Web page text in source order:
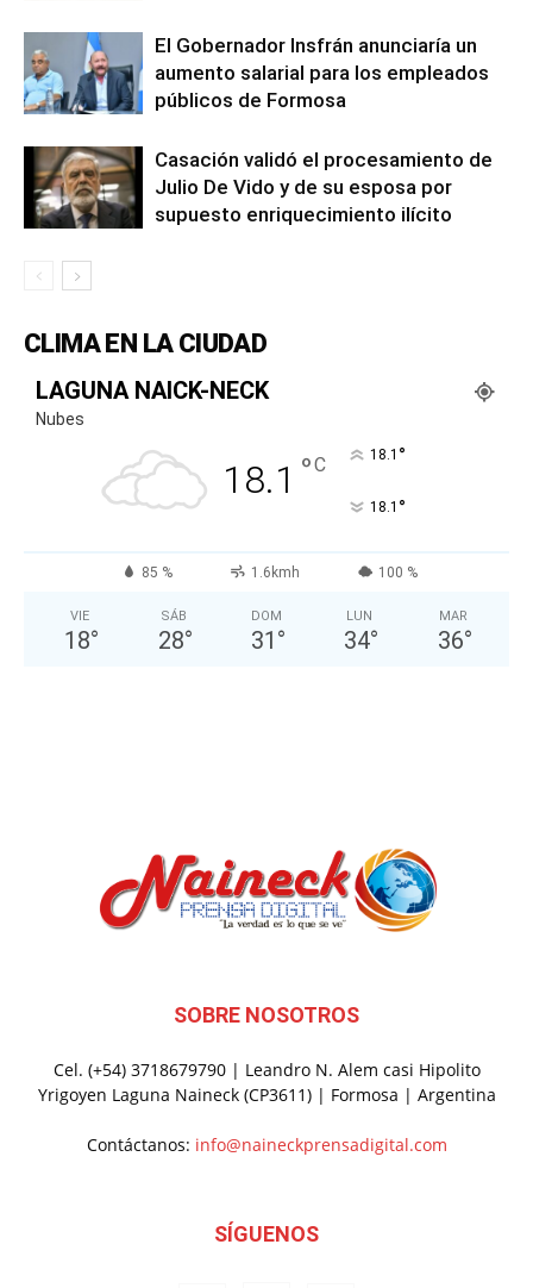
El Gobernador Insfrán anunciaría un
aumento salarial para los empleados
públicos de Formosa
Casación validó el procesamiento de
Julio De Vido y de su esposa por
supuesto enriquecimiento ilícito
CLIMA EN LA CIUDAD
LAGUNA NAICK-NECK
Nubes
18.1 °C 18.1 °
18.1 °
85 % 1.6kmh 100 %
VIE
18°
SÁB
28°
DOM
31 °
LUN
34°
MAR
36°
SOBRE NOSOTROS
Cel. (+54) 3718679790 | Leandro N. Alem casi Hipolito
Yrigoyen Laguna Naineck (CP3611) | Formosa | Argentina
Contáctanos: info@naineckprensadigital.com
SÍGUENOS